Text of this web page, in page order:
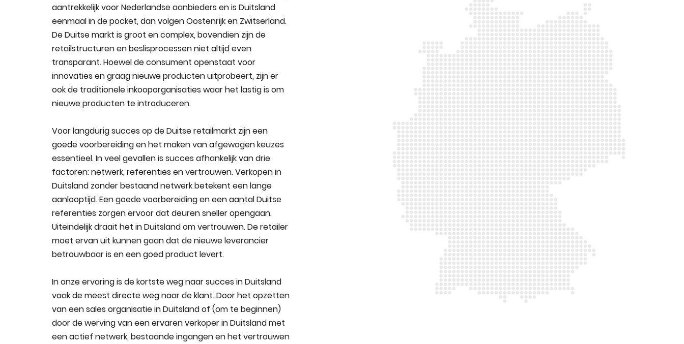
aantrekkelijk voor Nederlandse aanbieders en is Duitsland
eenmaal in de pocket, dan volgen Oostenrijk en Zwitserland.
De Duitse markt is groot en complex, bovendien zijn de
retailstructuren en beslisprocessen niet altijd even
transparant. Hoewel de consument openstaat voor
innovaties en graag nieuwe producten uitprobeert, zijn er
ook de traditionele inkooporganisaties waar het lastig is om
nieuwe producten te introduceren.
Voor langdurig succes op de Duitse retailmarkt zijn een
goede voorbereiding en het maken van afgewogen keuzes
essentieel. In veel gevallen is succes afhankelijk van drie
factoren: netwerk, referenties en vertrouwen. Verkopen in
Duitsland zonder bestaand netwerk betekent een lange
aanlooptijd. Een goede voorbereiding en een aantal Duitse
referenties zorgen ervoor dat deuren sneller opengaan.
Uiteindelijk draait het in Duitsland om vertrouwen. De retailer
moet ervan uit kunnen gaan dat de nieuwe leverancier
betrouwbaar is en een goed product levert.
In onze ervaring is de kortste weg naar succes in Duitsland
vaak de meest directe weg naar de klant. Door het opzetten
van een sales organisatie in Duitsland of (om te beginnen)
door de werving van een ervaren verkoper in Duitsland met
een actief netwerk, bestaande ingangen en het vertrouwen